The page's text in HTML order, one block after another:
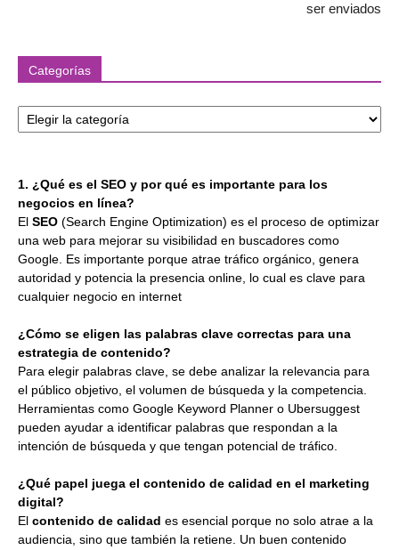
ser enviados
Categorías
Categorías
1. ¿Qué es el SEO y por qué es importante para los
negocios en línea?
El SEO (Search Engine Optimization) es el proceso de optimizar
una web para mejorar su visibilidad en buscadores como
Google. Es importante porque atrae tráfico orgánico, genera
autoridad y potencia la presencia online, lo cual es clave para
cualquier negocio en internet
¿Cómo se eligen las palabras clave correctas para una
estrategia de contenido?
Para elegir palabras clave, se debe analizar la relevancia para
el público objetivo, el volumen de búsqueda y la competencia.
Herramientas como Google Keyword Planner o Ubersuggest
pueden ayudar a identificar palabras que respondan a la
intención de búsqueda y que tengan potencial de tráfico.
¿Qué papel juega el contenido de calidad en el marketing
digital?
El contenido de calidad es esencial porque no solo atrae a la
audiencia, sino que también la retiene. Un buen contenido